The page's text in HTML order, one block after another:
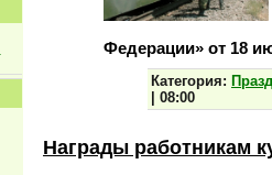
Федерации» от 18
Категория:
| 08:00
Награды работникам